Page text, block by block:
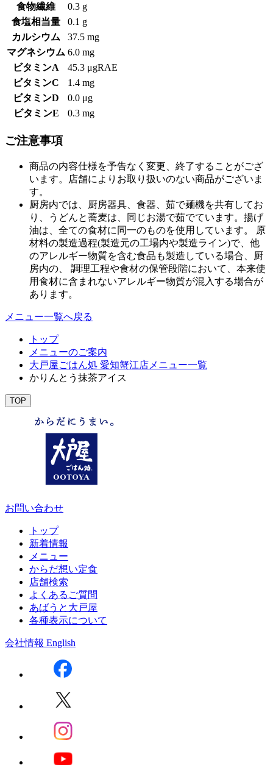
食物繊維
0.3 g
食塩相当量
0.1 g
カルシウム
37.5 mg
マグネシウム 6.0 mg
ビタミンA
45.3 μgRAE
ビタミンC
1.4 mg
ビタミンD
0.0 μg
ビタミンE
0.3 mg
ご注意事項
商品の内容仕様を予告なく変更、終了することがござ
います。店舗によりお取り扱いのない商品がございま
す。
厨房内では、厨房器具、食器、茹で麺機を共有してお
り、うどんと蕎麦は、同じお湯で茹でています。揚げ
油は、全ての食材に同一のものを使用しています。 原
材料の製造過程(製造元の工場内や製造ライン)で、他
のアレルギー物質を含む食品も製造している場合、厨
房内の、 調理工程や食材の保管段階において、本来使
用食材に含まれないアレルギー物質が混入する場合が
あります。
メニュー一覧へ戻る
トップ
メニューのご案内
大戸屋ごはん処 愛知蟹江店メニュー一覧
かりんとう抹茶アイス
TOP
お問い合わせ
トップ
新着情報
メニュー
からだ想い定食
店舗検索
よくあるご質問
あばうと大戸屋
各種表示について
会社情報 English